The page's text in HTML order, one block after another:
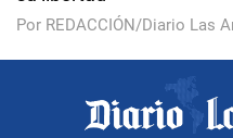
Por REDACCIÓN/Diario Las